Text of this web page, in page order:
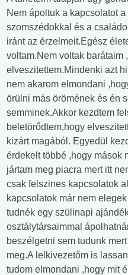
Nem ápoltuk a kapcsolatot
szomszédokkal és a
iránt az érzelmeit.Egész
voltam.Nem voltak barátaim
elveszitettem.Mindenki azt
nem akarom elmondani
örülni más örömének és én
semminek.Akkor kezdtem
beletörődtem,hogy
kizárt magából. Egyedül
érdekelt többé ,hogy mások
jártam meg piacra mert itt
csak felszines kapcsolatok
kapcsolatok már nem
tudnék egy szülinapi
osztálytársaimmal
beszélgetni sem tudunk
meg.A lelkivezetőm is
tudom elmondani ,hogy mit